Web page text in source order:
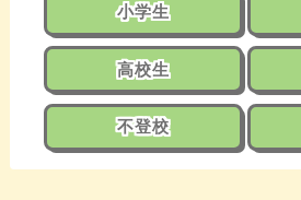
小学生
高校生
不登校